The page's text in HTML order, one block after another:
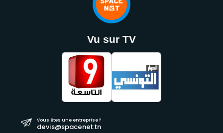
Vu sur TV
Vous êtes une entreprise ?
devis@spacenet.tn